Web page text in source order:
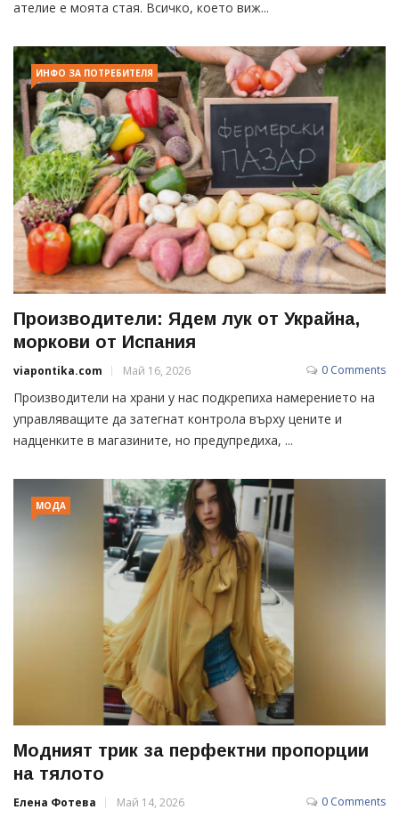
ателие е моята стая. Всичко, което виж...
ИНФО ЗА ПОТРЕБИТЕЛЯ
Производители: Ядем лук от Украйна,
моркови от Испания
viapontika.com Май 16, 2026 0 Comments
Производители на храни у нас подкрепиха намерението на
управляващите да затегнат контрола върху цените и
надценките в магазините, но предупредиха, ...
МОДА
Модният трик за перфектни пропорции
на тялото
Елена Фотева Май 14, 2026 0 Comments